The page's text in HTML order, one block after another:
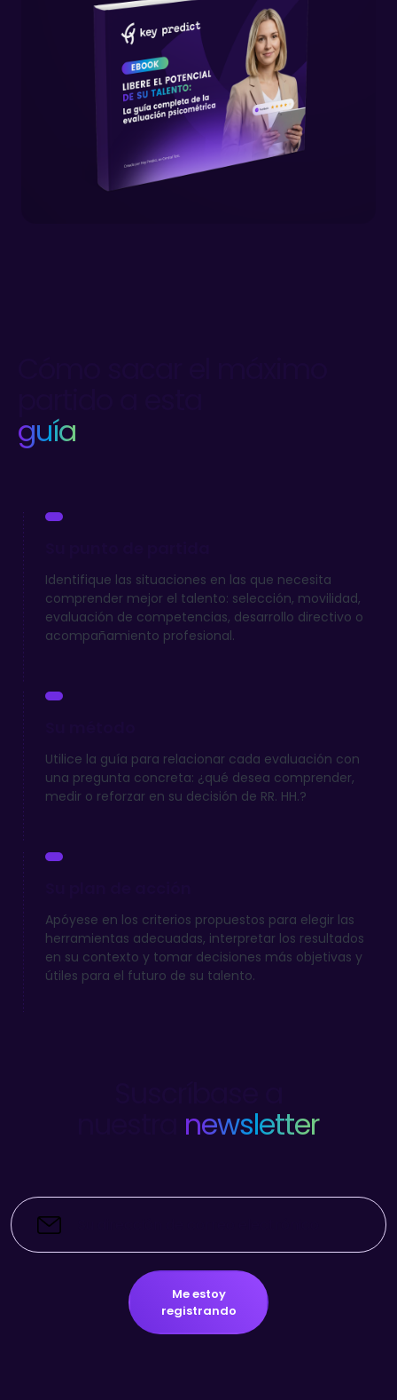
guía
Identifique las situaciones en las que necesita
comprender mejor el talento: selección, movilidad,
evaluación de competencias, desarrollo directivo o
acompañamiento profesional.
Utilice la guía para relacionar cada evaluación con
una pregunta concreta: ¿qué desea comprender,
medir o reforzar en su decisión de RR. HH.?
Apóyese en los criterios propuestos para elegir las
herramientas adecuadas, interpretar los resultados
en su contexto y tomar decisiones más objetivas y
útiles para el futuro de su talento.
newsletter
Me estoy
registrando